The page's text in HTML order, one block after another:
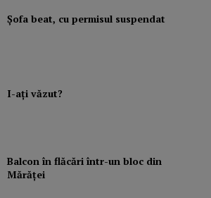
Şofa beat, cu permisul suspendat
I-aţi văzut?
Balcon în flăcări într-un bloc din
Mărăţei